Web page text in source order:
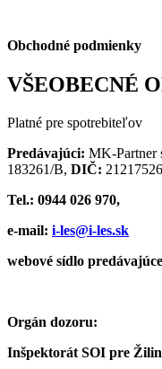
Obchodné podmienky
VŠEOBECNÉ
Platné pre spotrebiteľov
Predávajúci: MK-Partner
183261/B, DIČ:
Tel.: 0944 026 970,
e-mail: i-les@i-les.sk
webové sídlo
Orgán dozoru:
Inšpektorát SOI pre